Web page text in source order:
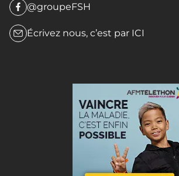
@groupeFSH
Écrivez nous, c’est par ICI